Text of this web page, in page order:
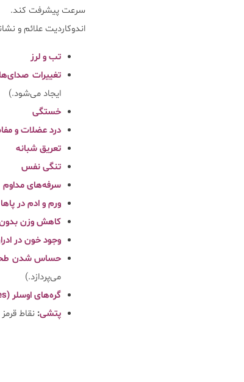
سرعت پیشرفت کند.
اندوکاردیت علائم و
تب و لرز
تغییرات
ایجاد می‌شود.)
خستگی
درد عضلات و
تعریق شبانه
تنگی نفس
سرفه‌های مداوم
ورم و ادم در
کاهش وزن
وجود خون در
حساس شدن
می‌پردازد.)
گره‌های اوسلر (Osler’s nodes)
پتشی: نقاط